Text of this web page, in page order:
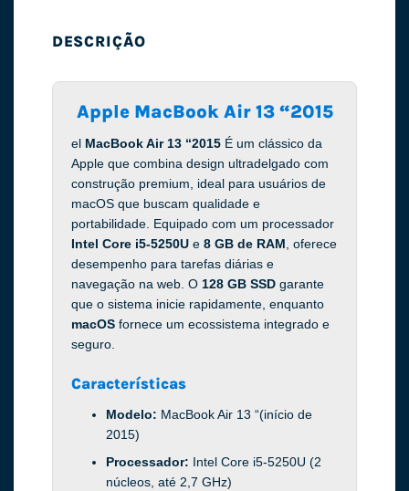
DESCRIÇÃO
Apple MacBook Air 13 “2015
el MacBook Air 13 “2015É um clássico da
Apple que combina design ultradelgado com
construção premium, ideal para usuários de
macOS que buscam qualidade e
portabilidade. Equipado com um processador
Intel Core i5-5250Ue 8 GB de RAM, oferece
desempenho para tarefas diárias e
navegação na web. O 128 GB SSDgarante
que o sistema inicie rapidamente, enquanto
macOSfornece um ecossistema integrado e
seguro.
Características
Modelo: MacBook Air 13 “(início de
2015)
Processador: Intel Core i5-5250U (2
núcleos, até 2,7 GHz)